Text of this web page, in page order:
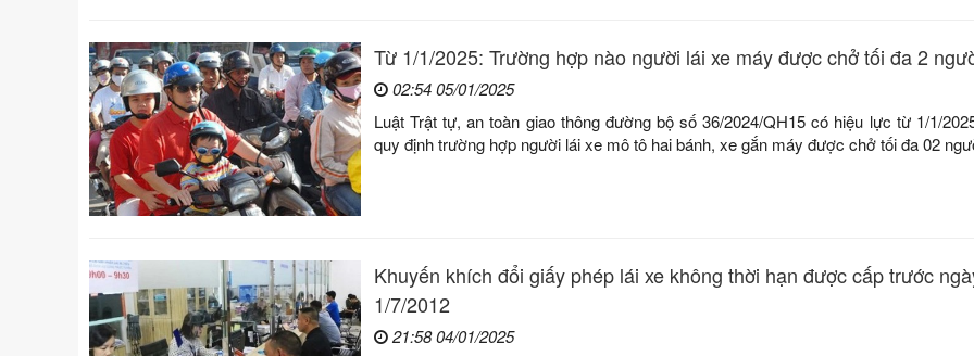
Từ 1/1/2025: Trường hợp nào người lái xe máy được chở tối đa 2
02:54 05/01/2025
Luật Trật tự, an toàn giao thông đường bộ số 36/2024/QH15 có hiệu lực từ 1/1/
quy định trường hợp người lái xe mô tô hai bánh, xe gắn máy được chở tối đa 02
Khuyến khích đổi giấy phép lái xe không thời hạn được cấp trước
1/7/2012
21:58 04/01/2025